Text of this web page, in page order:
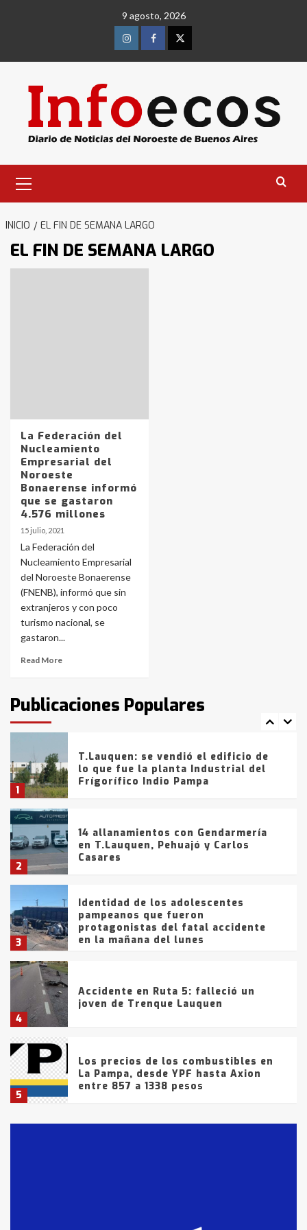
9 agosto, 2026
InstagramFacebookTwitter
primario
INICIO EL FIN DE SEMANA LARGO
EL FIN DE SEMANA LARGO
La Federación del
Nucleamiento
Empresarial del
Noroeste
Bonaerense informó
que se gastaron
4.576 millones
15 julio, 2021
La Federación del
Nucleamiento Empresarial
del Noroeste Bonaerense
(FNENB), informó que sin
extranjeros y con poco
turismo nacional, se
gastaron...
Read More
Publicaciones Populares
4
Accidente en Ruta 5: falleció un
5
entre 857 a 1338 pesos
6
La Bolsa de Cereales de Bahía
Blanca anticipa que Agosto vendrá
con lluvias y heladas, en gran parte
fueron detenidos por
comercialización de drogas en la
tarde del sábado
1
T.Lauquen: se vendió el edificio de
lo que fue la planta Industrial del
Frígorífico Indio Pampa
2
14 allanamientos con Gendarmería
en T.Lauquen, Pehuajó y Carlos
Casares
3
Identidad de los adolescentes
pampeanos que fueron
protagonistas del fatal accidente
en la mañana del lunes
4
Accidente en Ruta 5: falleció un
joven de Trenque Lauquen
5
Los precios de los combustibles en
La Pampa, desde YPF hasta Axion
entre 857 a 1338 pesos